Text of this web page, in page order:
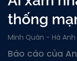
thống
Minh Quân - Hà Anh
Báo cáo của